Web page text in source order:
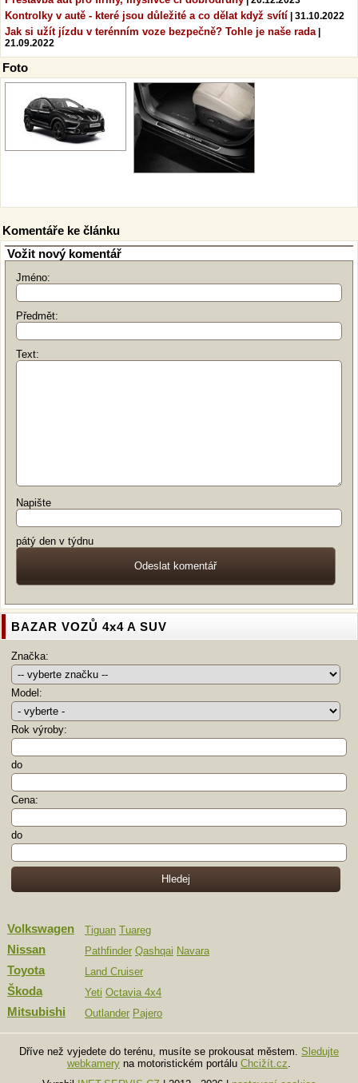
Kontrolky v autě - které jsou důležité a co dělat když svítí | 31.10.2022
Jak si užít jízdu v terénním voze bezpečně? Tohle je naše rada|
21.09.2022
Foto
Komentáře ke článku
Vožit nový komentář
Jméno:
Předmět:
Text:
Napište
pátý den v týdnu
BAZAR VOZŮ 4x4 A SUV
Značka:
Model:
Rok výroby:
do
Cena:
do
Volkswagen Tiguan Tuareg
Nissan Pathfinder Qashqai Navara
Toyota Land Cruiser
Škoda Yeti Octavia 4x4
Mitsubishi Outlander Pajero
Dříve než vyjedete do terénu, musíte se prokousat městem. Sledujte
webkamery na motoristickém portálu Chcižít.cz.